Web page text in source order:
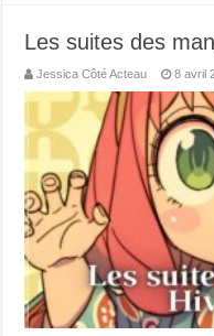
Les suites des
Jessica Côté Acteau 8 avril